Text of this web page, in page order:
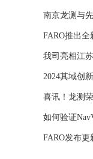
年学
南京龙测与
FARO推出
仪
我司亮相江
年学
2024其域创
满举
喜讯！龙测
如何验证
FARO发布更